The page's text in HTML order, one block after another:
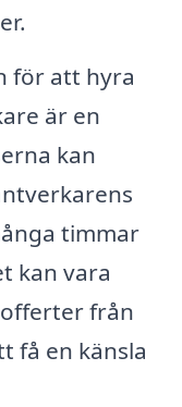
för att hyra
är en
kan
timmar
kan vara
från
få en känsla